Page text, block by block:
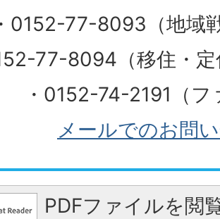
・0152-77-8093（地域
77-8094（移住・
・0152-74-2191（
メールでのお問
PDFファイルを閲